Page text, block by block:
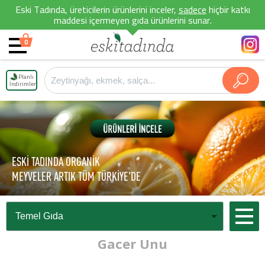
Eski Tadında, üreticilerin ürünlerini inceler,sadecehiçbir katkı
maddesi içermeyen gıda ürünlerini sunar.
0
Planlı
İndirimler
ESKİ TADINDA ORGANİK
MEYVELER ARTIK TÜM TÜRKİYE'DE
Gacer Unu